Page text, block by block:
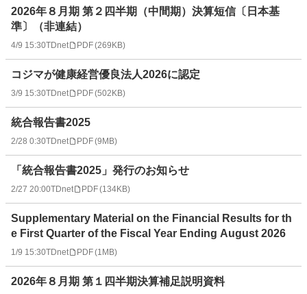
2026年８月期 第２四半期（中間期）決算短信〔日本基
準〕（非連結）
4/9 15:30TDnet PDF(269KB)
コジマが健康経営優良法人2026に認定
3/9 15:30TDnet PDF(502KB)
統合報告書2025
2/28 0:30TDnet PDF(9MB)
「統合報告書2025」発行のお知らせ
2/27 20:00TDnet PDF(134KB)
Supplementary Material on the Financial Results for th
e First Quarter of the Fiscal Year Ending August 2026
1/9 15:30TDnet PDF(1MB)
2026年８月期 第１四半期決算補足説明資料